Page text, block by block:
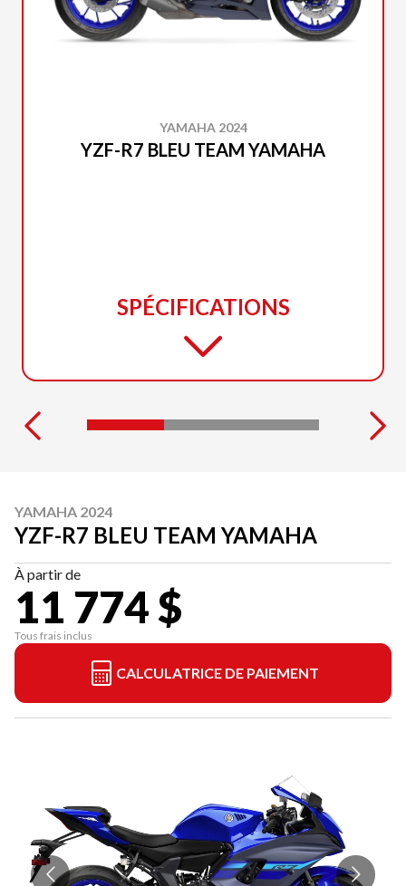
YAMAHA 2024
YZF-R7 BLEU TEAM YAMAHA
SPÉCIFICATIONS
YAMAHA 2024
YZF-R7 BLEU TEAM YAMAHA
À partir de
11 774 $
Tous frais inclus
CALCULATRICE DE PAIEMENT